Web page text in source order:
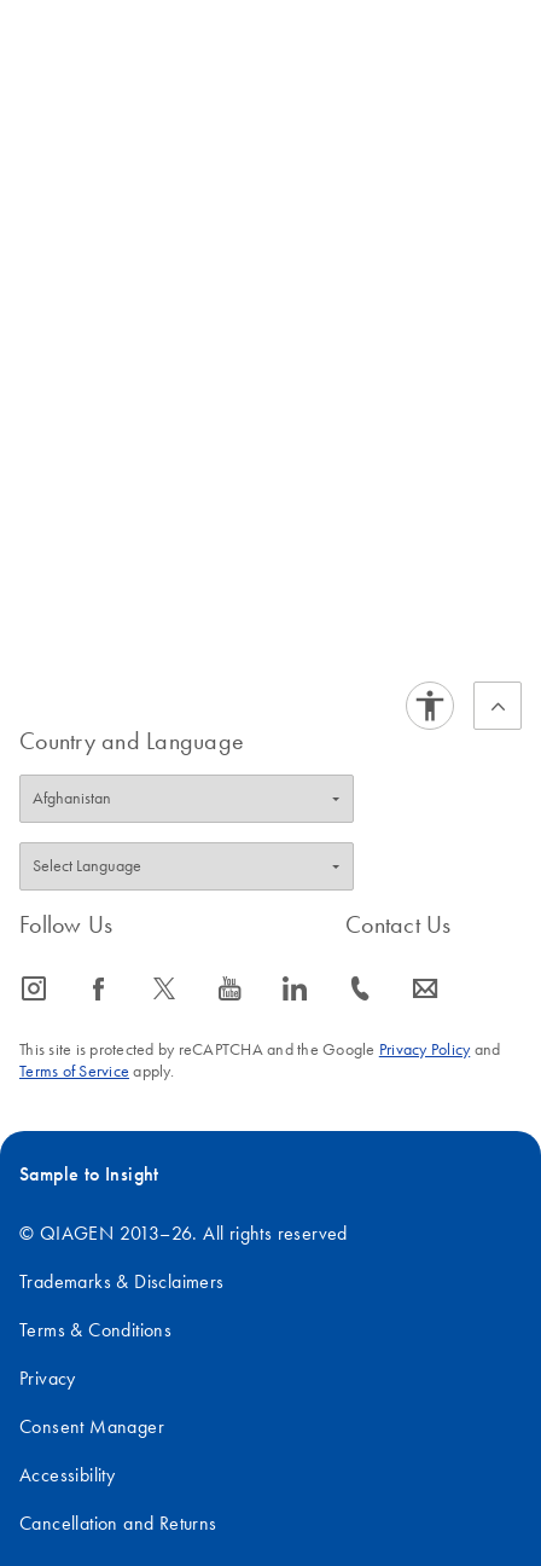
Country and Language
Follow Us
icon_0065_instagram-s icon_0064_facebook-s icon_0340_cc_gen_x-s icon_0077_youtube-s icon_0066_linkedin-s
Contact Us
icon_0072_phone-s icon_0063_envelope-s
This site is protected by reCAPTCHA and the Google Privacy Policyand
Terms of Service apply.
Sample to Insight
© QIAGEN 2013–26. All rights reserved
Trademarks & Disclaimers
Terms & Conditions
Privacy
Consent Manager
Accessibility
Cancellation and Returns